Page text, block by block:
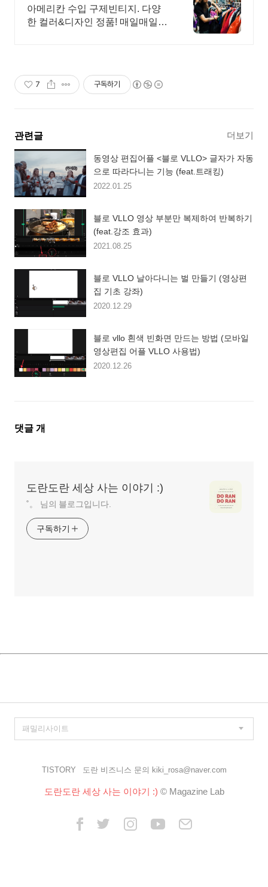
주 2,000장 업데이트!
아메리칸 수입 구제빈티지. 다양
한 컬러&디자인 정품! 매일매일
7 구독하기
관련글 더보기
동영상 편집어플 <블로 VLLO> 글자가 자동
으로 따라다니는 기능 (feat.트래킹)
2022.01.25
블로 VLLO 영상 부분만 복제하여 반복하기
(feat.강조 효과)
2021.08.25
블로 VLLO 날아다니는 벌 만들기 (영상편
집 기초 강좌)
2020.12.29
블로 vllo 흰색 빈화면 만드는 방법 (모바일
영상편집 어플 VLLO 사용법)
2020.12.26
댓
댓글 개
도란도란 세상 사는 이야기 :)
˚。 님의 블로그입니다.
구독하기
TISTORY 도란 비즈니스 문의 kiki_rosa@naver.com
도란도란 세상 사는 이야기 :) © Magazine Lab